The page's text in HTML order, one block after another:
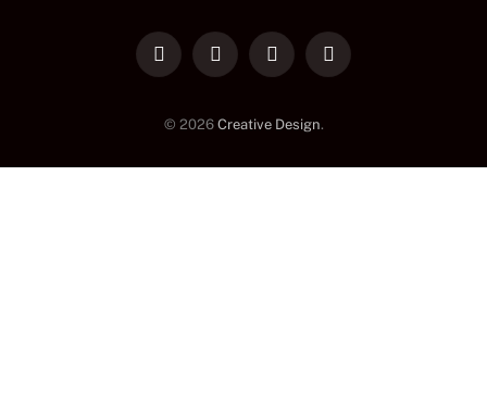
LinkedInFacebookInstagramTikTok
© 2026 Creative Design.